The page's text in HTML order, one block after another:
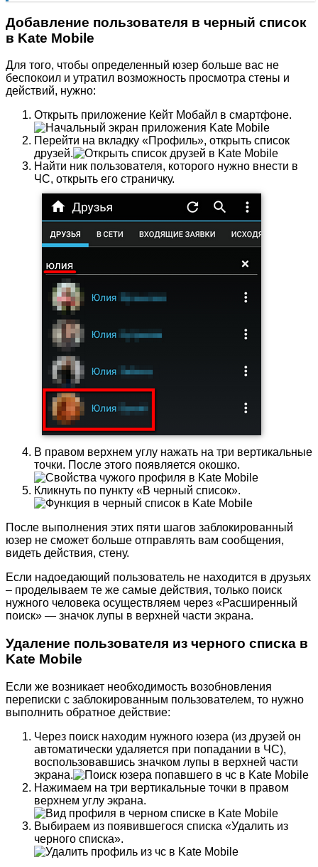
Добавление пользователя в черный список
в Kate Mobile
Для того, чтобы определенный юзер больше вас не
беспокоил и утратил возможность просмотра стены и
действий, нужно:
Открыть приложение Кейт Мобайл в смартфоне.
Перейти на вкладку «Профиль», открыть список
друзей.
Найти ник пользователя, которого нужно внести в
ЧС, открыть его страничку.
В правом верхнем углу нажать на три вертикальные
точки. После этого появляется окошко.
Кликнуть по пункту «В черный список».
После выполнения этих пяти шагов заблокированный
юзер не сможет больше отправлять вам сообщения,
видеть действия, стену.
Если надоедающий пользователь не находится в друзьях
– проделываем те же самые действия, только поиск
нужного человека осуществляем через «Расширенный
поиск» — значок лупы в верхней части экрана.
Удаление пользователя из черного списка в
Kate Mobile
Если же возникает необходимость возобновления
переписки с заблокированным пользователем, то нужно
выполнить обратное действие:
Через поиск находим нужного юзера (из друзей он
автоматически удаляется при попадании в ЧС),
воспользовавшись значком лупы в верхней части
экрана.
Нажимаем на три вертикальные точки в правом
верхнем углу экрана.
Выбираем из появившегося списка «Удалить из
черного списка».